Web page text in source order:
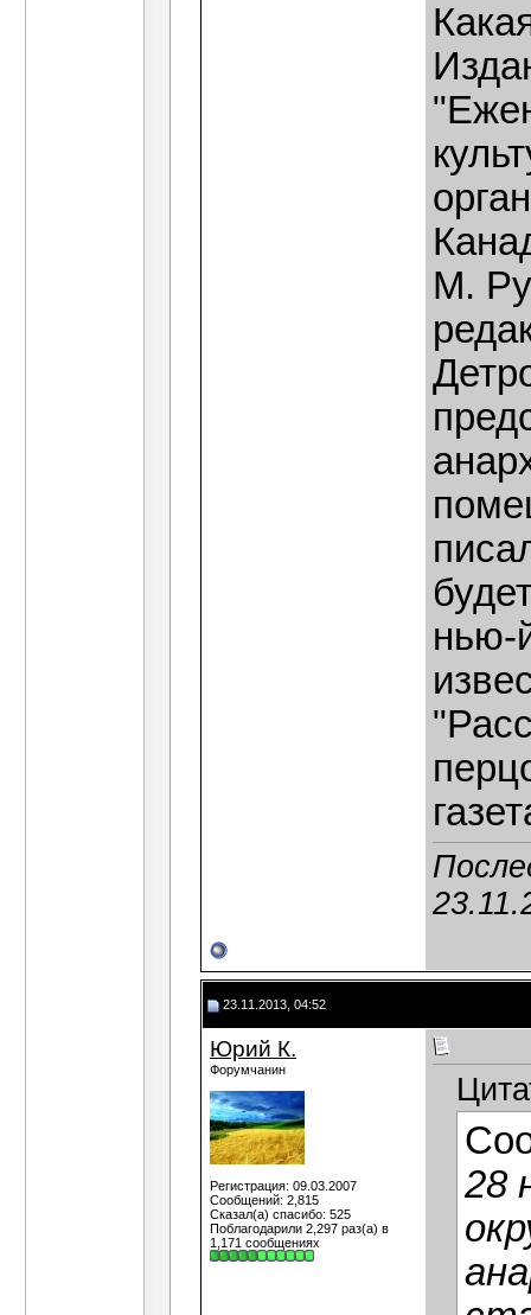
М.
нью-
23.11.2013, 04:52
Юрий К.
Форумчанин
Регистрация: 09.03.2007
Сообщений: 2,815
Сказал(а) спасибо: 525
Поблагодарили 2,297 раз(а) в
1,171 сообщениях
28